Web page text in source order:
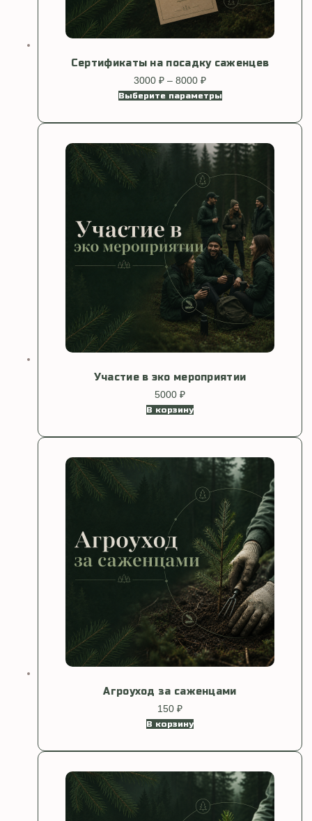
Сертификаты на посадку саженцев
3000 ₽ – 8000 ₽
цен:
–
Выберите параметры
товар
несколько
вариаций.
Опции
можно
выбрать
на
странице
товара.
Участие в эко мероприятии
5000 ₽
В корзину
Агроуход за саженцами
150 ₽
В корзину